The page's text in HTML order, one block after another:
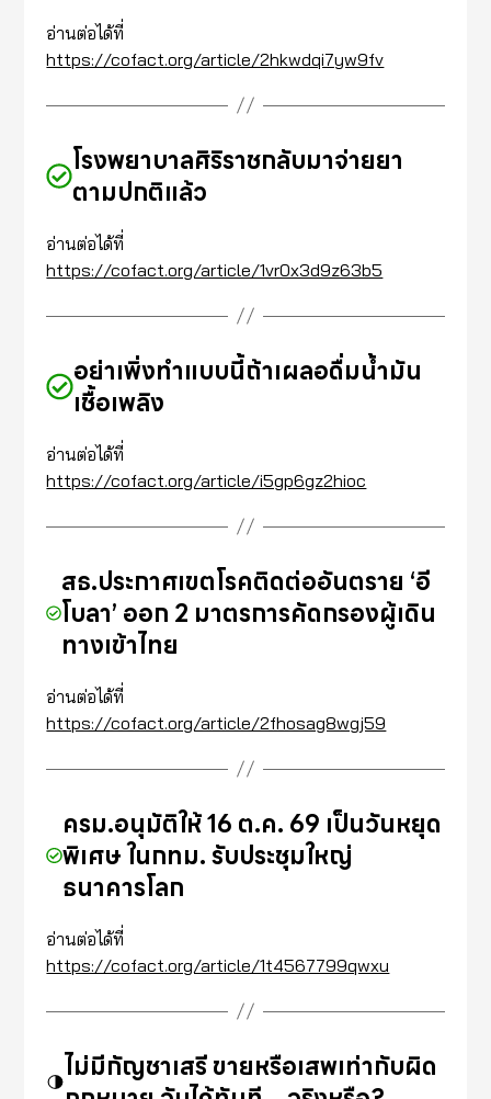
อ่านต่อได้ที่
https://cofact.org/article/2hkwdqi7yw9fv
โรงพยาบาลศิริราชกลับมาจ่ายยา
ตามปกติแล้ว
อ่านต่อได้ที่
https://cofact.org/article/1vr0x3d9z63b5
อย่าเพิ่งทำแบบนี้ถ้าเผลอดื่มน้ำมัน
เชื้อเพลิง
อ่านต่อได้ที่
https://cofact.org/article/i5gp6gz2hioc
สธ.ประกาศเขตโรคติดต่ออันตราย ‘อี
โบลา’ ออก 2 มาตรการคัดกรองผู้เดิน
ทางเข้าไทย
อ่านต่อได้ที่
https://cofact.org/article/2fhosag8wgj59
ครม.อนุมัติให้ 16 ต.ค. 69 เป็นวันหยุด
พิเศษ ในกทม. รับประชุมใหญ่
ธนาคารโลก
อ่านต่อได้ที่
https://cofact.org/article/1t4567799qwxu
ไม่มีกัญชาเสรี ขายหรือเสพเท่ากับผิด